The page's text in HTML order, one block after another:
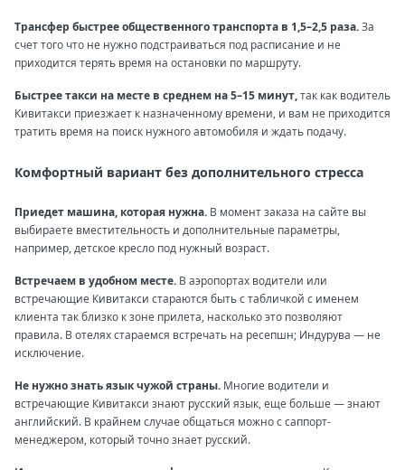
Трансфер быстрее общественного транспорта в 1,5–2,5 раза.За
счет того что не нужно подстраиваться под расписание и не
приходится терять время на остановки по маршруту.
Быстрее такси на месте в среднем на 5–15 минут,так как водитель
Кивитакси приезжает к назначенному времени, и вам не приходится
тратить время на поиск нужного автомобиля и ждать подачу.
Комфортный вариант без дополнительного стресса
Приедет машина, которая нужна. В момент заказа на сайте вы
выбираете вместительность и дополнительные параметры,
например, детское кресло под нужный возраст.
Встречаем в удобном месте. В аэропортах водители или
встречающие Кивитакси стараются быть с табличкой с именем
клиента так близко к зоне прилета, насколько это позволяют
правила. В отелях стараемся встречать на ресепшн; Индурува — не
исключение.
Не нужно знать язык чужой страны. Многие водители и
встречающие Кивитакси знают русский язык, еще больше — знают
английский. В крайнем случае общаться можно с саппорт-
менеджером, который точно знает русский.